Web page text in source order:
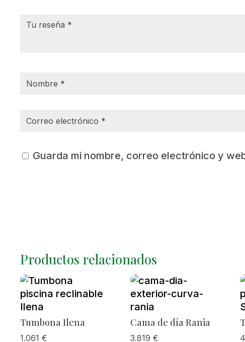
Guarda mi nombre, correo electrónico y
Productos relacionados
Tumbona Ilena
1.061€
Cama de día Rania
3.819 €